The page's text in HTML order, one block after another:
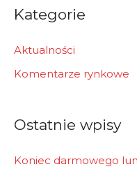
r
h
f
Kategorie
Aktualności
Komentarze rynkowe
Ostatnie wpisy
Koniec darmowego